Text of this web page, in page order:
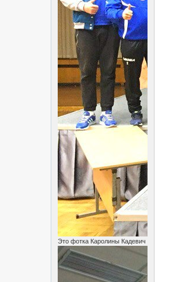
Это фотка Каролины Кадевич